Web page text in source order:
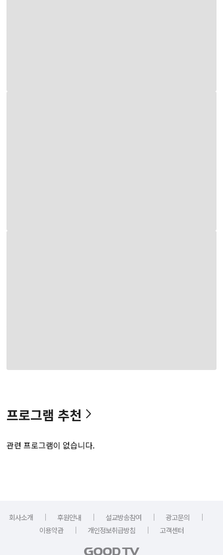
프로그램 추천
관련 프로그램이 없습니다.
회사소개 ｜ 후원안내 ｜ 설교방송참여 ｜ 광고문의
｜
이용약관
｜ 개인정보취급방침 ｜ 고객센터